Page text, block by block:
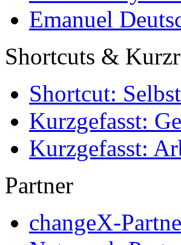
Emanuel
Shortcuts &
Shortcut:
Kurzgefasst:
Kurzgefasst:
Partner
changeX-